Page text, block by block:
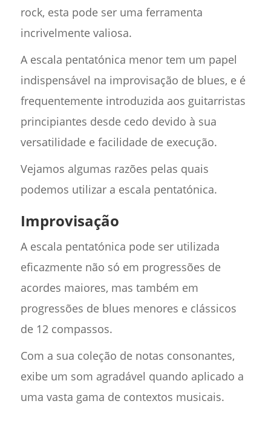
rock, esta pode ser uma ferramenta
incrivelmente valiosa.
A escala pentatónica menor tem um papel
indispensável na improvisação de blues, e é
frequentemente introduzida aos guitarristas
principiantes desde cedo devido à sua
versatilidade e facilidade de execução.
Vejamos algumas razões pelas quais
podemos utilizar a escala pentatónica.
Improvisação
A escala pentatónica pode ser utilizada
eficazmente não só em progressões de
acordes maiores, mas também em
progressões de blues menores e clássicos
de 12 compassos.
Com a sua coleção de notas consonantes,
exibe um som agradável quando aplicado a
uma vasta gama de contextos musicais.